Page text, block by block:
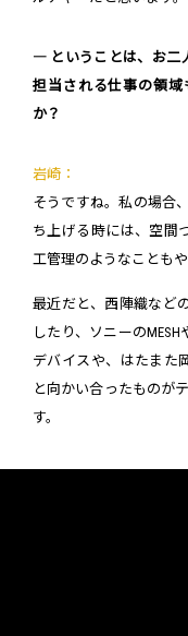
― ということは、お二
担当される仕事の領
か？
岩崎：
そうですね。私の場合
ち上げる時には、空間
工管理のようなこともや
最近だと、西陣織など
したり、ソニーの
デバイスや、はたまた
と向かい合ったものが
す。